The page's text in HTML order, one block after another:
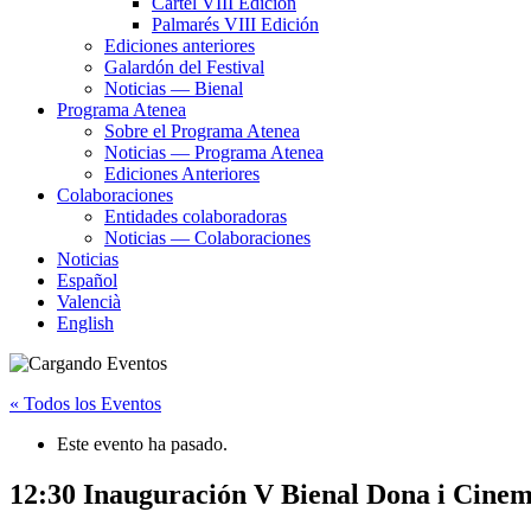
Palmarés VIII Edición
Ediciones anteriores
Galardón del Festival
Noticias — Bienal
Programa Atenea
Sobre el Programa Atenea
Noticias — Programa Atenea
Ediciones Anteriores
Colaboraciones
Entidades colaboradoras
Noticias — Colaboraciones
Noticias
Español
Valencià
English
« Todos los Eventos
Este evento ha pasado.
12:30 Inauguración V Bienal Dona i